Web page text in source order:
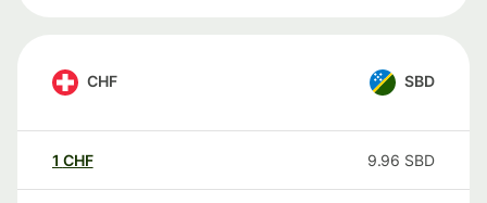
CHF SBD
1 CHF 9.96 SBD